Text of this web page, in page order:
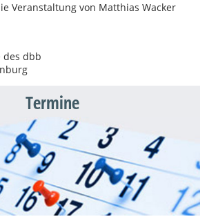
Veranstaltung von Matthias Wacker
des dbb
Termine